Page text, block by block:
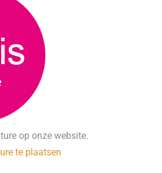
op onze website.
te plaatsen